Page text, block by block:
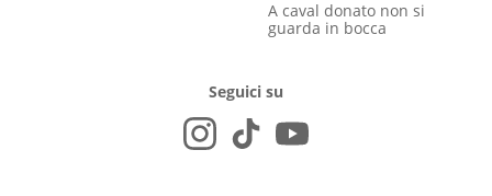
A caval donato non si
guarda in bocca
Seguici su